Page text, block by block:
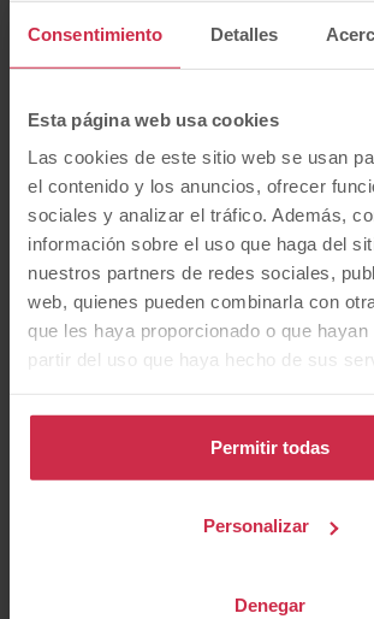
Consentimiento Detalles
Esta página web usa cookies
Las cookies de este sitio web se usan
el contenido y los anuncios, ofrecer
sociales y analizar el tráfico. Además,
información sobre el uso que haga del
nuestros partners de redes sociales,
web, quienes pueden combinarla con
que les haya proporcionado o que hayan
partir del uso que haya hecho de sus
Permitir todas
Personalizar
Denegar
Alfa Romeo Audi
CUPRA Citroen